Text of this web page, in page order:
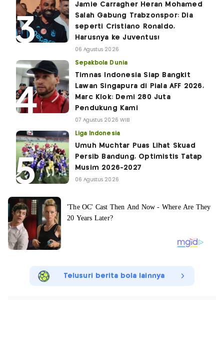
Jamie Carragher Heran Mohamed
Salah Gabung Trabzonspor: Dia
seperti Cristiano Ronaldo,
Harusnya ke Juventus!
06 Agustus 2026
Sepakbola Dunia
Timnas Indonesia Siap Bangkit
Lawan Singapura di Piala AFF 2026,
Marc Klok: Demi 280 Juta
Pendukung Kami
07 Agustus 2026 WIB
Liga Indonesia
Umuh Muchtar Puas Lihat Skuad
Persib Bandung, Optimistis Tatap
Musim 2026-2027
06 Agustus 2026
Telusuri berita bola lainnya